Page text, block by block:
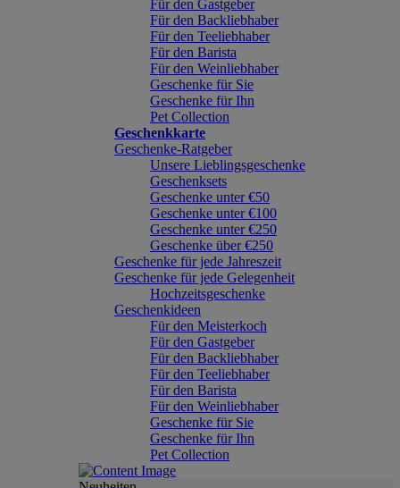
Für den Gastgeber
Für den Backliebhaber
Für den Teeliebhaber
Für den Barista
Für den Weinliebhaber
Geschenke für Sie
Geschenke für Ihn
Pet Collection
Geschenkkarte
Geschenke-Ratgeber
Unsere Lieblingsgeschenke
Geschenksets
Geschenke unter €50
Geschenke unter €100
Geschenke unter €250
Geschenke über €250
Geschenke für jede Jahreszeit
Geschenke für jede Gelegenheit
Hochzeitsgeschenke
Geschenkideen
Für den Meisterkoch
Für den Gastgeber
Für den Backliebhaber
Für den Teeliebhaber
Für den Barista
Für den Weinliebhaber
Geschenke für Sie
Geschenke für Ihn
Pet Collection